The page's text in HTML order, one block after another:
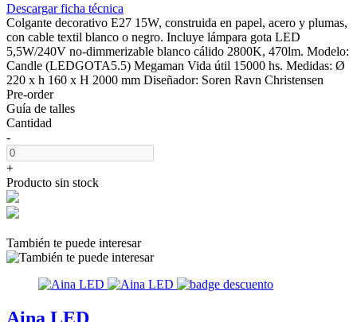
Descargar ficha técnica
Colgante decorativo E27 15W, construida en papel, acero y plumas,
con cable textil blanco o negro. Incluye lámpara gota LED
5,5W/240V no-dimmerizable blanco cálido 2800K, 470lm. Modelo:
Candle (LEDGOTA5.5) Megaman Vida útil 15000 hs. Medidas: Ø
220 x h 160 x H 2000 mm Diseñador: Soren Ravn Christensen
Pre-order
Guía de talles
Cantidad
-
+
Producto sin stock
También te puede interesar
Aina LED